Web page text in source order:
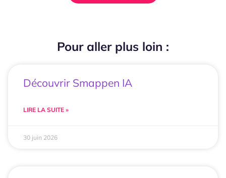
Pour aller plus loin :
Découvrir Smappen IA
LIRE LA SUITE »
30 juin 2026